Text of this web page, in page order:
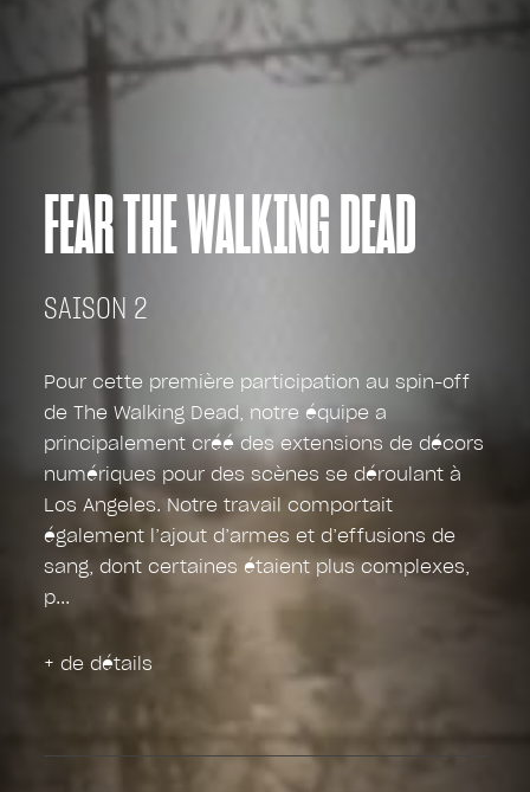
FEAR THE WALKING DEAD
SAISON 2
Pour cette première participation au spin-off
de The Walking Dead, notre équipe a
principalement créé des extensions de décors
numériques pour des scènes se déroulant à
Los Angeles. Notre travail comportait
également l’ajout d’armes et d’effusions de
sang, dont certaines étaient plus complexes,
p
+ de détails